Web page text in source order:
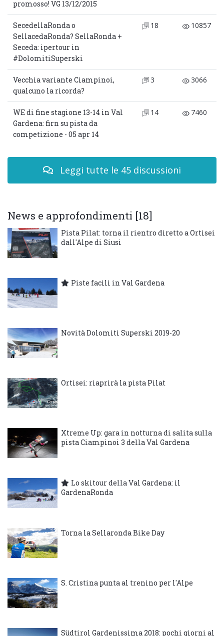
promosso! VG 13/12/2015
SecedellaRonda o
SellacedaRonda? SellaRonda +
Seceda: ipertour in
#DolomitiSuperski
18 10857
Vecchia variante Ciampinoi,
qualcuno la ricorda?
3 3066
WE di fine stagione 13-14 in Val
Gardena: firn su pista da
competizione - 05 apr 14
14 7460
Leggi tutte le 45 discussioni
News e approfondimenti [18]
Pista Pilat: torna il rientro diretto a Ortisei
dall'Alpe di Siusi
Piste facili in Val Gardena
Novità Dolomiti Superski 2019-20
Ortisei: riaprirà la pista Pilat
Xtreme Up: gara in notturna di salita sulla
pista Ciampinoi 3 della Val Gardena
Lo skitour della Val Gardena: il
GardenaRonda
Torna la Sellaronda Bike Day
S. Cristina punta al trenino per l'Alpe
Südtirol Gardenissima 2018: pochi giorni al